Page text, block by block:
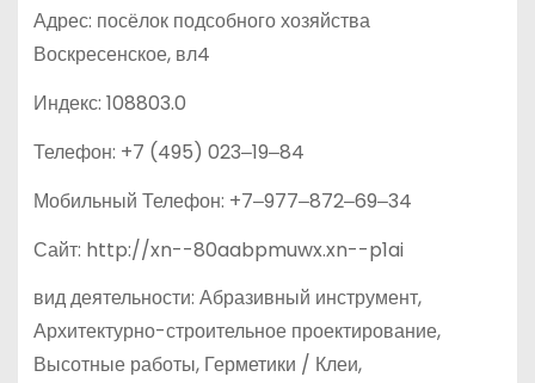
Адрес: посёлок подсобного хозяйства
Воскресенское, вл4
Индекс: 108803.0
Телефон: +7 (495) 023‒19‒84
Мобильный Телефон: +7‒977‒872‒69‒34
Сайт: http://xn--80aabpmuwx.xn--p1ai
вид деятельности: Абразивный инструмент,
Архитектурно-строительное проектирование,
Высотные работы, Герметики / Клеи,